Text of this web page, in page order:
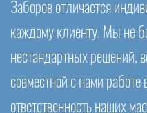
Заборов отличается
каждому клиенту. Мы не
нестандартных решений,
совместной с нами
ответственность наших